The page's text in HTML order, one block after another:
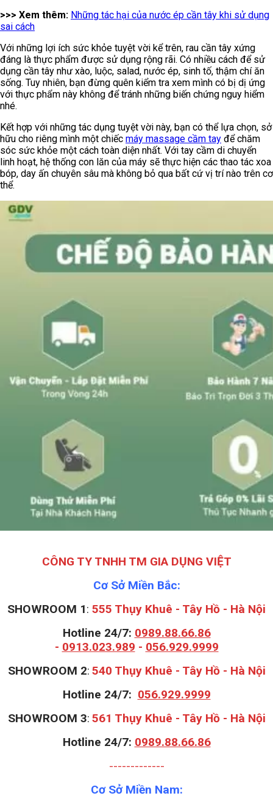
>>> Xem thêm: Những tác hại của nước ép cần tây khi sử dụng
sai cách
Với những lợi ích sức khỏe tuyệt vời kể trên, rau cần tây xứng
đáng là thực phẩm được sử dụng rộng rãi. Có nhiều cách để sử
dụng cần tây như xào, luộc, salad, nước ép, sinh tố, thậm chí ăn
sống. Tuy nhiên, bạn đừng quên kiểm tra xem mình có bị dị ứng
với thực phẩm này không để tránh những biến chứng nguy hiểm
nhé.
Kết hợp với những tác dụng tuyệt vời này, bạn có thể lựa chọn, sở
hữu cho riêng mình một chiếc máy massage cầm tay để chăm
sóc sức khỏe một cách toàn diện nhất. Với tay cầm di chuyển
linh hoạt, hệ thống con lăn của máy sẽ thực hiện các thao tác xoa
bóp, day ấn chuyên sâu mà không bỏ qua bất cứ vị trí nào trên cơ
thể.
CÔNG TY TNHH TM GIA DỤNG VIỆT
Cơ Sở Miền Bắc:
SHOWROOM 1: 555 Thụy Khuê - Tây Hồ - Hà Nội
Hotline 24/7: 0989.88.66.86
- 0913.023.989 - 056.929.9999
SHOWROOM 2: 540 Thụy Khuê - Tây Hồ - Hà Nội
Hotline 24/7: 056.929.9999
SHOWROOM 3: 561 Thụy Khuê - Tây Hồ - Hà Nội
Hotline 24/7: 0989.88.66.86
-------------
Cơ Sở Miền Nam: